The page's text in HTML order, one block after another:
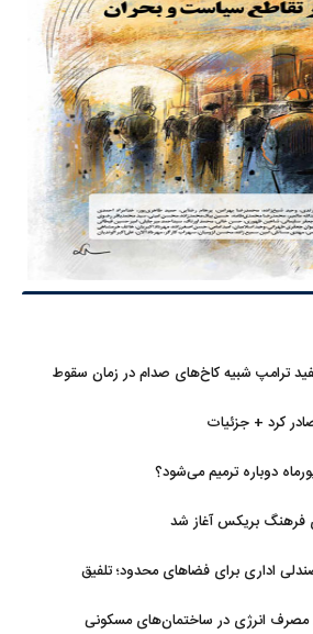
ترامپ شبیه کاخ‌های صدام در زمان سقوط
کرد + جزئیات
دوباره ترمیم می‌شود؟
فرهنگ بریکس آغاز شد
اداری برای فضاهای محدود؛ تلفیق
مصرف انرژی در ساختمان‌های مسکونی